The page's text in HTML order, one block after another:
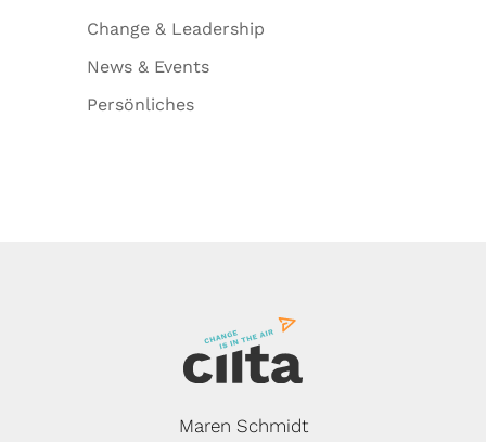
Change & Leadership
News & Events
Persönliches
Maren Schmidt